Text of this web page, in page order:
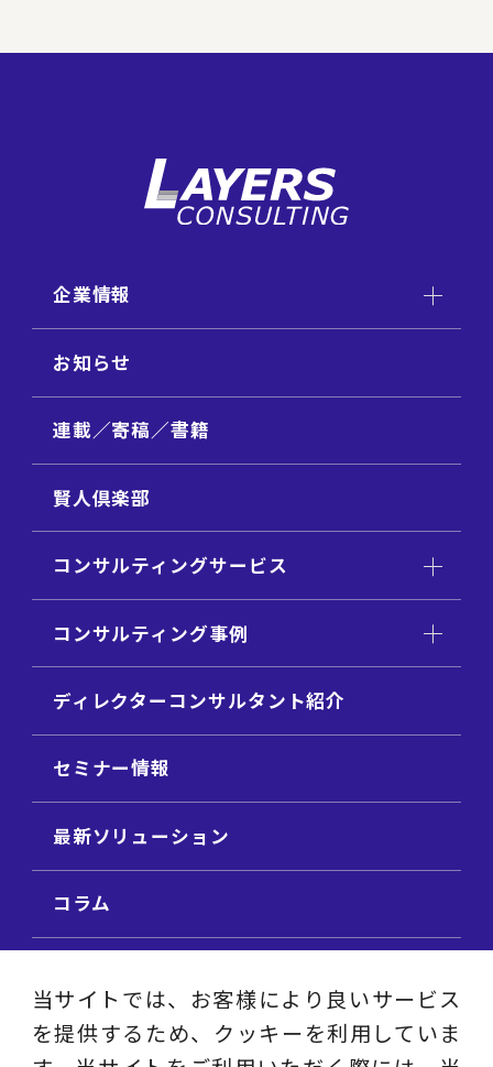
企業情報
お知らせ
連載／寄稿／書籍
賢人倶楽部
コンサルティングサービス
コンサルティング事例
ディレクターコンサルタント紹介
セミナー情報
最新ソリューション
コラム
ビジネステーマ解説集
当サイトでは、お客様により良いサービス
を提供するため、クッキーを利用していま